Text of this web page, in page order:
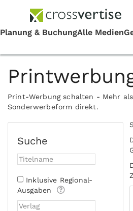
Print-Werbung schalten - Mehr
Sonderwerbeform direkt.
Suche
Inklusive Regional-
Ausgaben